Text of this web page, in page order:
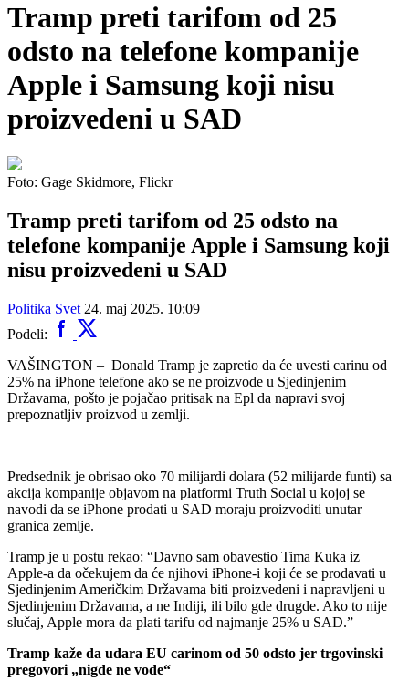
Tramp preti tarifom od 25
odsto na telefone kompanije
Apple i Samsung koji nisu
proizvedeni u SAD
Foto: Gage Skidmore, Flickr
Tramp preti tarifom od 25 odsto na
telefone kompanije Apple i Samsung koji
nisu proizvedeni u SAD
Politika Svet 24. maj 2025. 10:09
Podeli:
VAŠINGTON – Donald Tramp je zapretio da će uvesti carinu od
25% na iPhone telefone ako se ne proizvode u Sjedinjenim
Državama, pošto je pojačao pritisak na Epl da napravi svoj
prepoznatljiv proizvod u zemlji.
Predsednik je obrisao oko 70 milijardi dolara (52 milijarde funti) sa
akcija kompanije objavom na platformi Truth Social u kojoj se
navodi da se iPhone prodati u SAD moraju proizvoditi unutar
granica zemlje.
Tramp je u postu rekao: “Davno sam obavestio Tima Kuka iz
Apple-a da očekujem da će njihovi iPhone-i koji će se prodavati u
Sjedinjenim Američkim Državama biti proizvedeni i napravljeni u
Sjedinjenim Državama, a ne Indiji, ili bilo gde drugde. Ako to nije
slučaj, Apple mora da plati tarifu od najmanje 25% u SAD.”
Tramp kaže da udara EU carinom od 50 odsto jer trgovinski
pregovori „nigde ne vode“